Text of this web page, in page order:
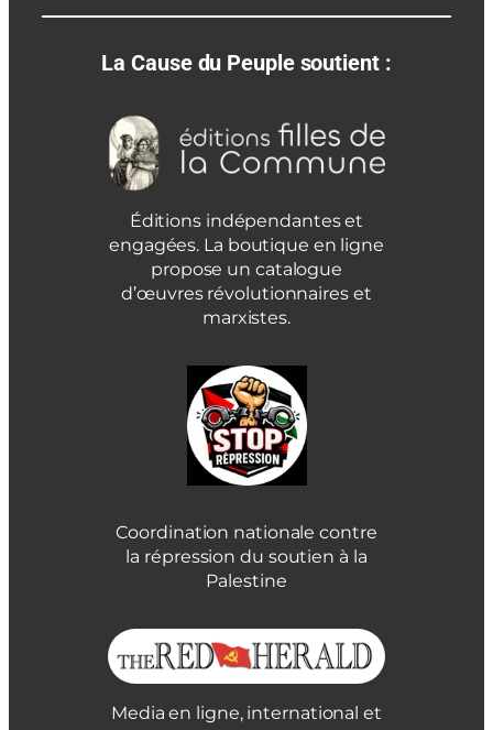
La Cause du Peuple soutient :
Éditions indépendantes et
engagées. La boutique en ligne
propose un catalogue
d’œuvres révolutionnaires et
marxistes.
Coordination nationale contre
la répression du soutien à la
Palestine
Media en ligne, international et